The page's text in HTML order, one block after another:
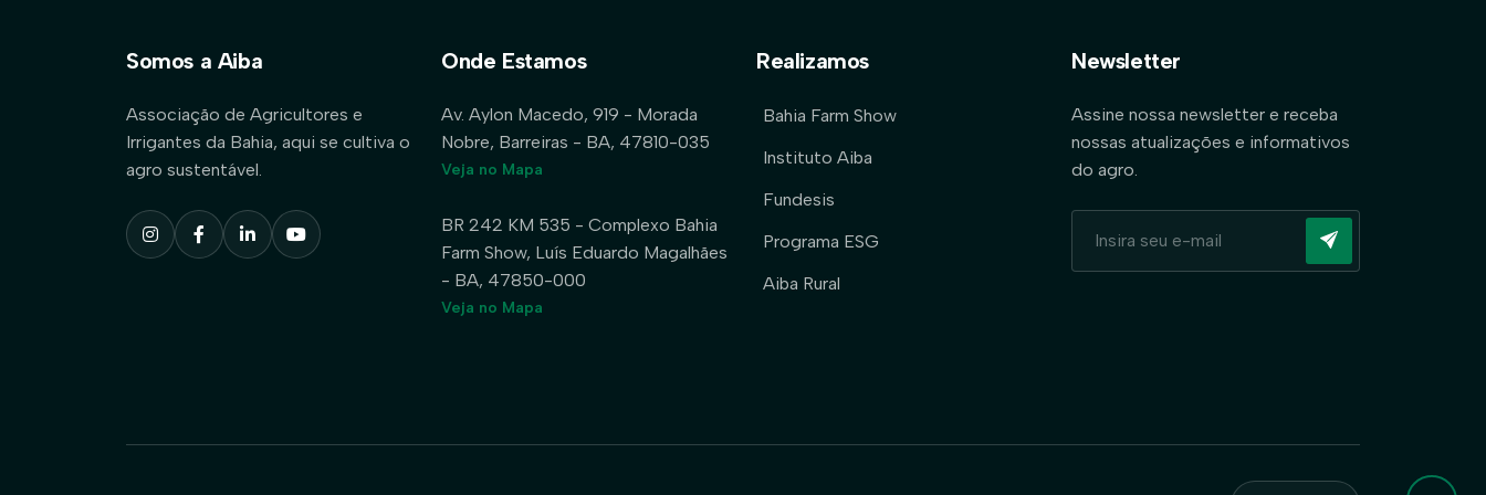
Somos a Aiba
Associação de Agricultores e
Irrigantes da Bahia, aqui se cultiva o
agro sustentável.
Onde Estamos
Av. Aylon Macedo, 919 - Morada
Nobre, Barreiras - BA, 47810-035
Veja no Mapa
BR 242 KM 535 - Complexo Bahia
Farm Show, Luís Eduardo Magalhães
- BA, 47850-000
Veja no Mapa
Realizamos
Bahia Farm Show
Instituto Aiba
Fundesis
Programa ESG
Aiba Rural
Newsletter
Assine nossa newsletter e receba
nossas atualizações e informativos
do agro.